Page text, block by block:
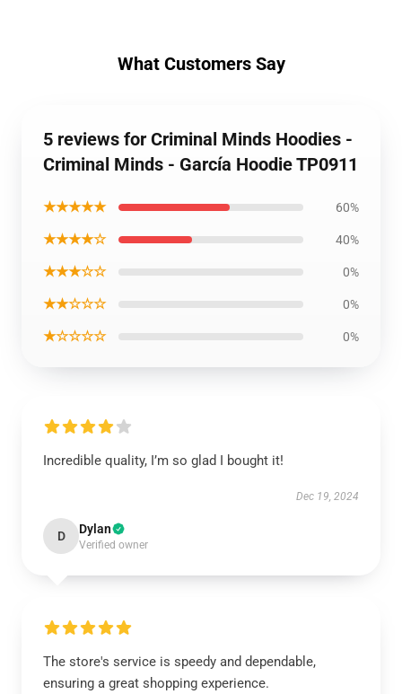
What Customers Say
5 reviews for Criminal Minds Hoodies -
Criminal Minds - García Hoodie TP0911
★★★★★ 60%
★★★★☆ 40%
★★★☆☆ 0%
★★☆☆☆ 0%
★☆☆☆☆ 0%
Incredible quality, I’m so glad I bought it!
Dec 19, 2024
D Dylan
Verified owner
The store's service is speedy and dependable,
ensuring a great shopping experience.